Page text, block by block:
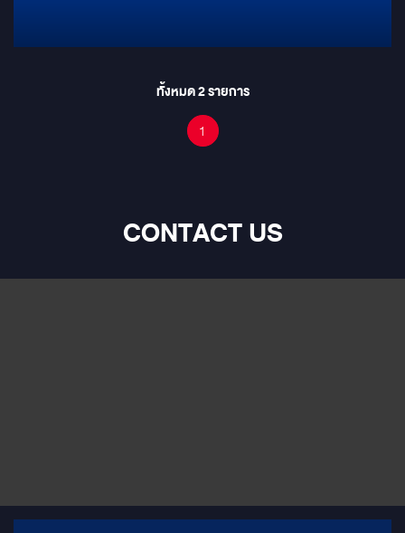
ทั้งหมด2รายการ
1
CONTACT US